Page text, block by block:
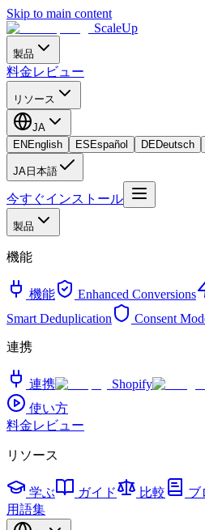
Skip to main content
ScaleUp
製品
料金レビュー
リソース
JA
EN English ES Español DEDeutsch
JA 日本語
今すぐインストール
製品
機能
機能 Enhanced Conversions
Smart Deduplication
Consent
連携
連携 Shopify
使い方
料金レビュー
リソース
学ぶ ガイド 比較 ブ
用語集